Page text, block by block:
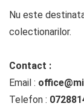
Nu este
colectionarilor.
Contact :
Email :
Telefon :